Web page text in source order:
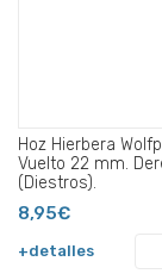
Hoz Hierbera
Vuelto 22 mm.
(Diestros).
8,95€
+detalles